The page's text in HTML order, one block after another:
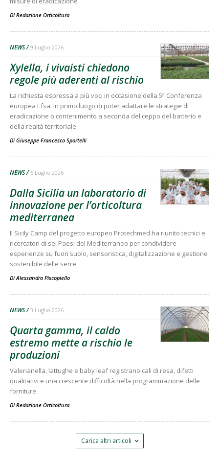
Di Redazione Orticoltura
NEWS 9 Luglio 2026
Xylella, i vivaisti chiedono
regole più aderenti al rischio
La richiesta espressa a più voci in occasione della 5ª Conferenza
europea Efsa. In primo luogo di poter adattare le strategie di
eradicazione o contenimento a seconda del ceppo del batterio e
della realtà territoriale
Di Giuseppe Francesco Sportelli
NEWS 6 Luglio 2026
Dalla Sicilia un laboratorio di
innovazione per l’orticoltura
mediterranea
Il Sicily Camp del progetto europeo Protechmed ha riunito tecnici e
ricercatori di sei Paesi del Mediterraneo per condividere
esperienze su fuori suolo, sensoristica, digitalizzazione e gestione
sostenibile delle serre
Di Alessandro Piscopiello
NEWS 3 Luglio 2026
Quarta gamma, il caldo
estremo mette a rischio le
produzioni
Valerianella, lattughe e baby leaf registrano cali di resa, difetti
qualitativi e una crescente difficoltà nella programmazione delle
forniture.
Di Redazione Orticoltura
Carica altri articoli